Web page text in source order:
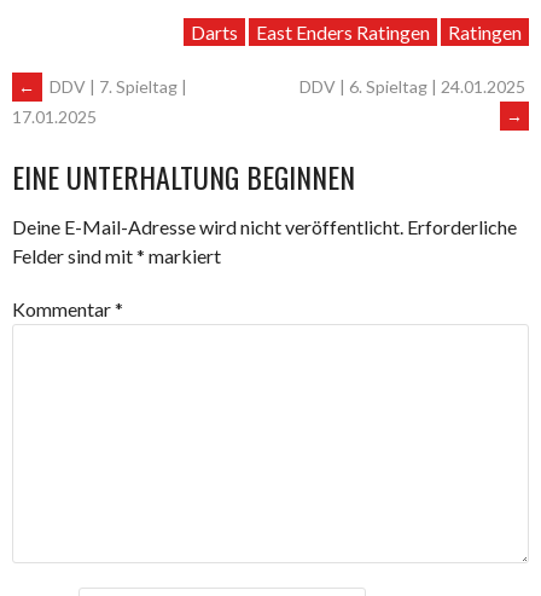
Darts East Enders Ratingen Ratingen
ARTIKEL-
NAVIGATION
←
DDV | 7. Spieltag |
17.01.2025
DDV | 6. Spieltag | 24.01.2025
→
EINE UNTERHALTUNG BEGINNEN
Deine E-Mail-Adresse wird nicht veröffentlicht. Erforderliche
Felder sind mit* markiert
Kommentar*